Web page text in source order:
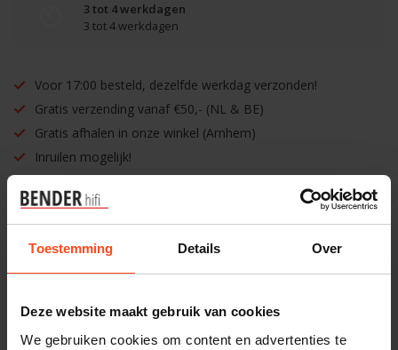
Toestemming Details Over
Deze website maakt gebruik van cookies
We gebruiken cookies om content en advertenties te
3 tot 4 werkdagen
3 tot 4 werkdagen
Voor 17:00 besteld, dezelfde werkdag verzonden!
Gratis verzending vanaf €50,- (NL & BE)
Gratis afhalen in onze winkel (Arnhem)
Inruilen mogelijk!
Benieuwd naar dit product?
Plan kosteloos een luisterafspraak. Of heb je hulp
nodig bij je bestelling? Neem contact op met onze